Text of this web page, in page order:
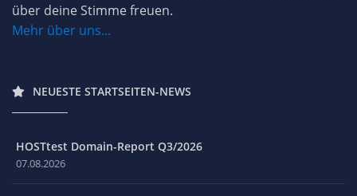
über deine Stimme freuen.
Mehr über uns...
NEUESTE STARTSEITEN-NEWS
HOSTtest Domain-Report Q3/2026
07.08.2026